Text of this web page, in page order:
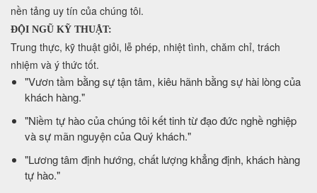
nền tảng uy tín của chúng tôi.
ĐỘI NGŨ KỸ THUẬT:
Trung thực, kỹ thuật giỏi, lễ phép, nhiệt tình, chăm chỉ, trách
nhiệm và ý thức tốt.
​"Vươn tầm bằng sự tận tâm, kiêu hãnh bằng sự hài lòng của
khách hàng."
​"Niềm tự hào của chúng tôi kết tinh từ đạo đức nghề nghiệp
và sự mãn nguyện của Quý khách."
​"Lương tâm định hướng, chất lượng khẳng định, khách hàng
tự hào."